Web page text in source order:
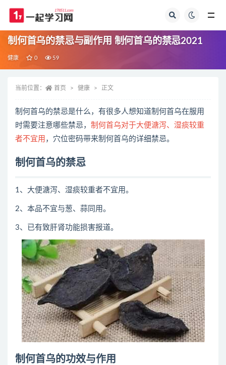
制何首乌的禁忌与副作用 制何首乌的禁忌2021
健康 0 59
当前位置： 首页 健康 正文
制何首乌的禁忌是什么，有很多人想知道制何首乌在服用
时需要注意哪些禁忌， 制何首乌对于大便溏泻、湿痰较重
者不宜用 ，穴位密码带来制何首乌的详细禁忌。
制何首乌的禁忌
1、大便溏泻、湿痰较重者不宜用。
2、本品不宜与葱、蒜同用。
3、已有致肝肾功能损害报道。
制何首乌的功效与作用